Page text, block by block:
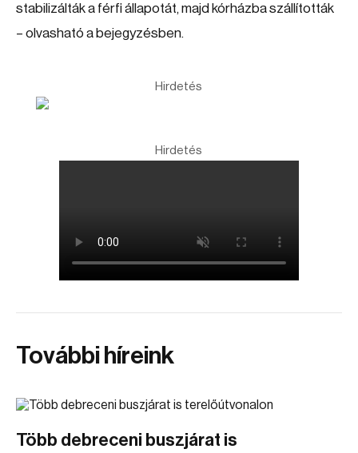
stabilizálták a férfi állapotát, majd kórházba szállították
– olvasható a bejegyzésben.
Hirdetés
Hirdetés
További híreink
Több debreceni buszjárat is